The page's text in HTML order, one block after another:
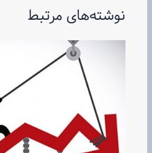
نوشته‌های مرتبط